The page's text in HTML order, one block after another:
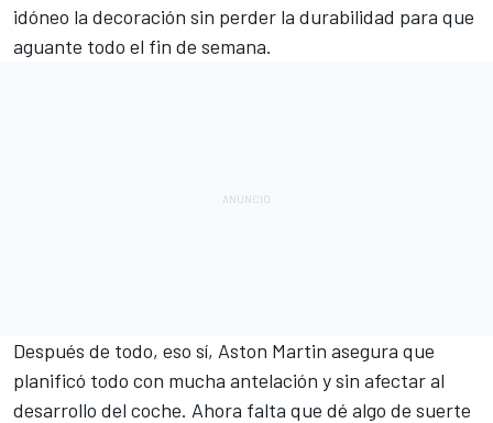
idóneo la decoración sin perder la durabilidad para que
aguante todo el fin de semana.
Después de todo, eso sí, Aston Martin asegura que
planificó todo con mucha antelación y sin afectar al
desarrollo del coche. Ahora falta que dé algo de suerte